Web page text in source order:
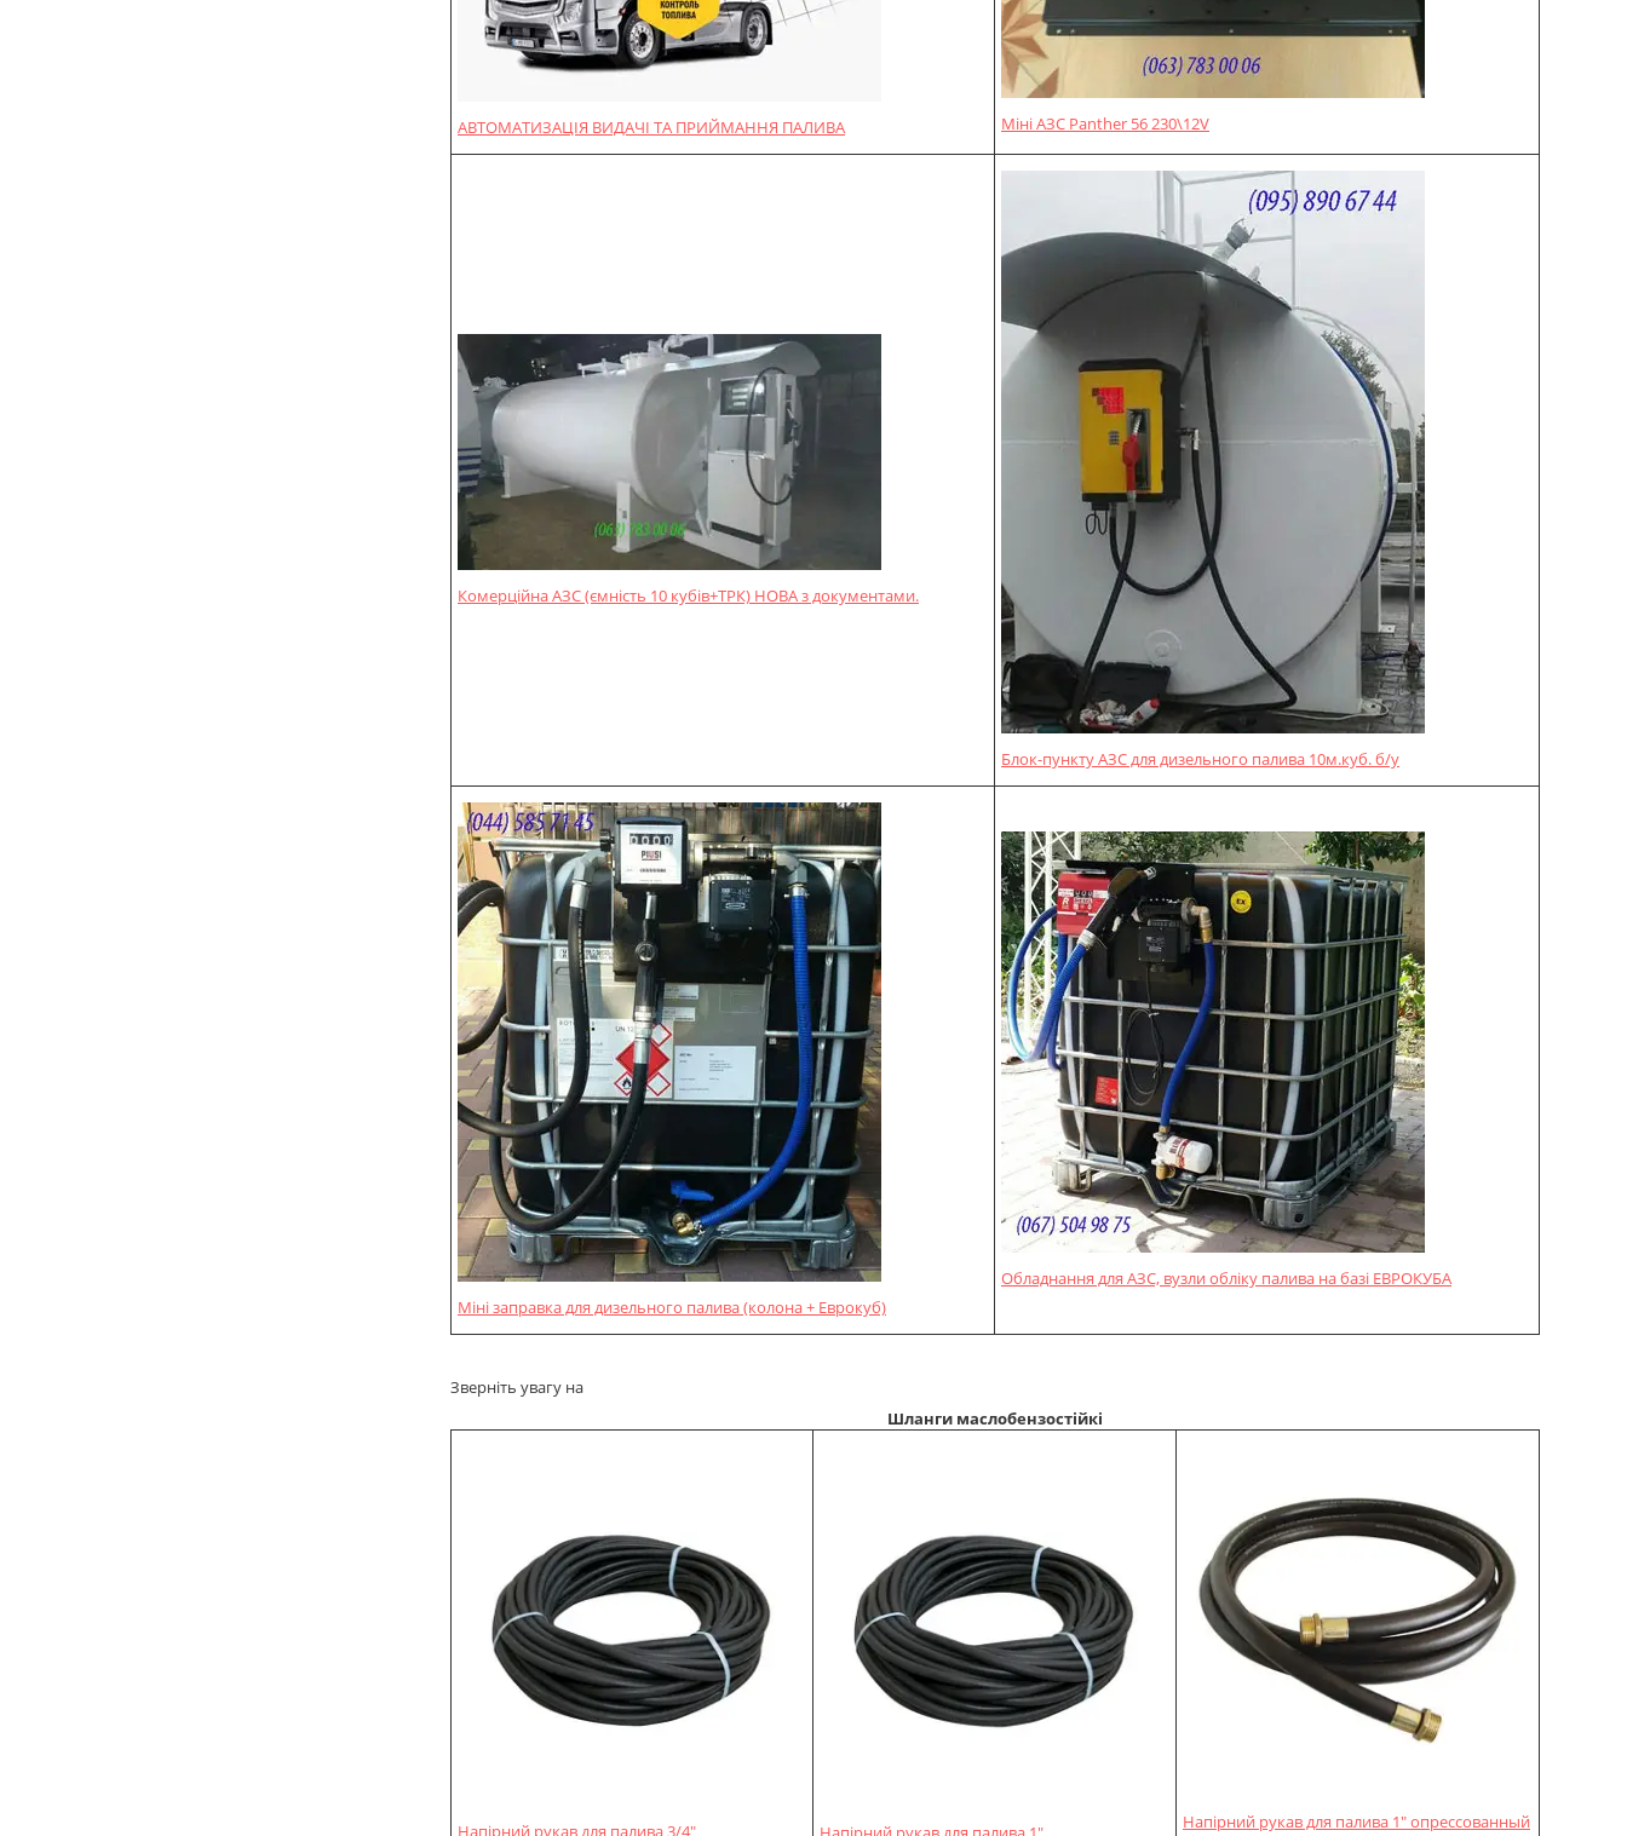
АВТОМАТИЗАЦІЯ ВИДАЧІ ТА ПРИЙМАННЯ ПАЛИВА Міні АЗС Panther 56 230\12V
Комерційна АЗС (ємність 10 кубів+ТРК) НОВА з документами.
Блок-пункту АЗС для дизельного палива 10м.куб. б/у
Міні заправка для дизельного палива (колона + Еврокуб)
Обладнання для АЗС, вузли обліку палива на базі ЕВРОКУБА
Зверніть увагу на
Шланги маслобензостійкі
Напірний рукав для палива 3/4"
Напірний рукав для палива 1" опрессованный